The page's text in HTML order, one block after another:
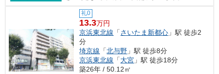
礼0
13.3万円
京浜東北線 「さいたま新都心 」駅 徒歩2
分
埼京線 「北与野 」駅 徒歩8分
京浜東北線 「大宮 」駅 徒歩18分
築26年 / 50.12㎡